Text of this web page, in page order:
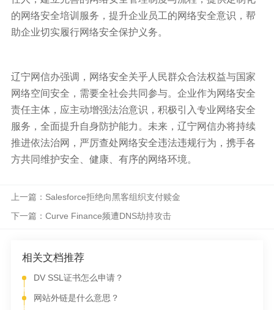
的网络安全培训服务，提升企业员工的网络安全意识，帮
助企业切实履行网络安全保护义务。
辽宁网信办强调，网络安全关乎人民群众合法权益与国家
网络空间安全，需要全社会共同参与。企业作为网络安全
责任主体，应主动增强法治意识，积极引入专业网络安全
服务，全面提升自身防护能力。未来，辽宁网信办将持续
推进依法治网，严厉查处网络安全违法违规行为，携手各
方共同维护安全、健康、有序的网络环境。
上一篇：Salesforce拒绝向黑客组织支付赎金
下一篇：Curve Finance频遭DNS劫持攻击
相关文档推荐
DV SSL证书怎么申请？
网站外链是什么意思？